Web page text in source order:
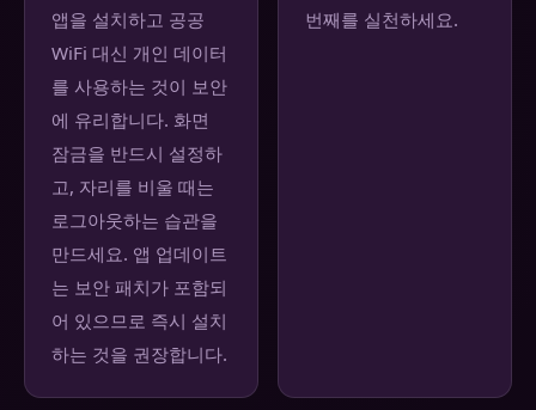
앱을 설치하고 공공
WiFi 대신 개인 데이터
를 사용하는 것이 보안
에 유리합니다. 화면
잠금을 반드시 설정하
고, 자리를 비울 때는
로그아웃하는 습관을
만드세요. 앱 업데이트
는 보안 패치가 포함되
어 있으므로 즉시 설치
하는 것을 권장합니다.
번째를 실천하세요.